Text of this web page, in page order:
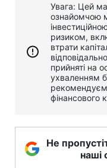
Увага: Цей
ознайомчою
ризиком,
втрати
прийняті на
ухваленням
фінансового
Не
наші